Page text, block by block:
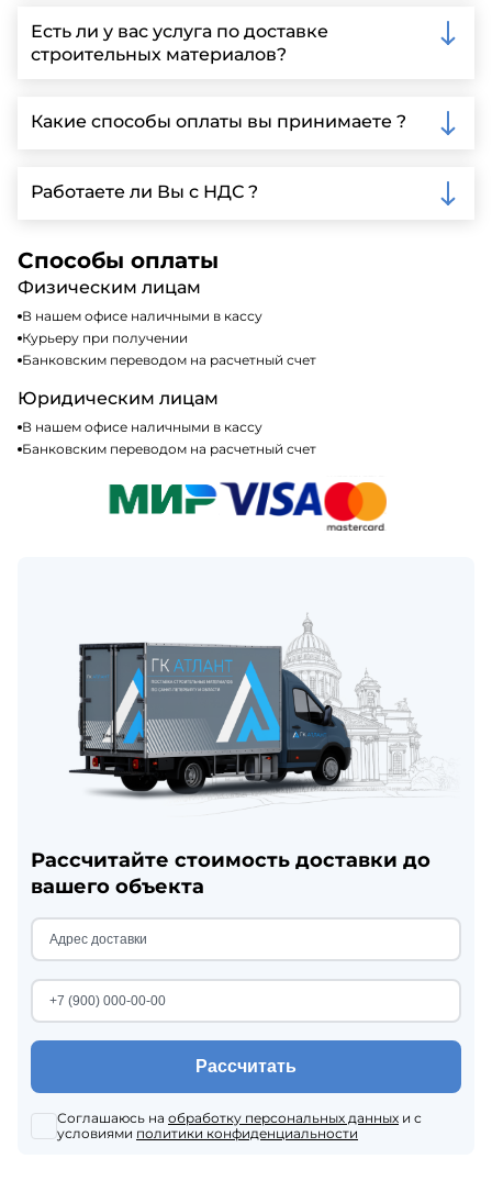
запрос через нашу официальную почту или
заполнить форму на нашем сайте для более
детальной информации и организации встречи.
Есть ли у вас услуга по доставке
строительных материалов?
Ленинградской области, у нас собственный
автопарк, для обеспечения быстрой и надежной
Какие способы оплаты вы принимаете ?
включая наличные, банковские переводы,
кредитные карты. Подробную информацию о
Работаете ли Вы с НДС ?
налогообложения, т.е с НДС 20%
Способы оплаты
Физическим лицам
В нашем офисе наличными в кассу
Курьеру при получении
Банковским переводом на расчетный счет
Юридическим лицам
В нашем офисе наличными в кассу
Банковским переводом на расчетный счет
Рассчитайте стоимость доставки до
вашего объекта
Рассчитать
Соглашаюсь на обработку персональных данных и с
условиями политики конфиденциальности